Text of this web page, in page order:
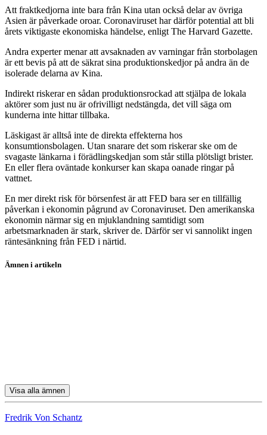
Att fraktkedjorna inte bara från Kina utan också delar av övriga
Asien är påverkade oroar. Coronaviruset har därför potential att bli
årets viktigaste ekonomiska händelse, enligt The Harvard Gazette.
Andra experter menar att avsaknaden av varningar från storbolagen
är ett bevis på att de säkrat sina produktionskedjor på andra än de
isolerade delarna av Kina.
Indirekt riskerar en sådan produktionsrockad att stjälpa de lokala
aktörer som just nu är ofrivilligt nedstängda, det vill säga om
kunderna inte hittar tillbaka.
Läskigast är alltså inte de direkta effekterna hos
konsumtionsbolagen. Utan snarare det som riskerar ske om de
svagaste länkarna i förädlingskedjan som står stilla plötsligt brister.
En eller flera oväntade konkurser kan skapa oanade ringar på
vattnet.
En mer direkt risk för börsenfest är att FED bara ser en tillfällig
påverkan i ekonomin pågrund av Coronaviruset. Den amerikanska
ekonomin närmar sig en mjuklandning samtidigt som
arbetsmarknaden är stark, skriver de. Därför ser vi sannolikt ingen
räntesänkning från FED i närtid.
Ämnen i artikeln
Visa alla ämnen
Fredrik Von Schantz